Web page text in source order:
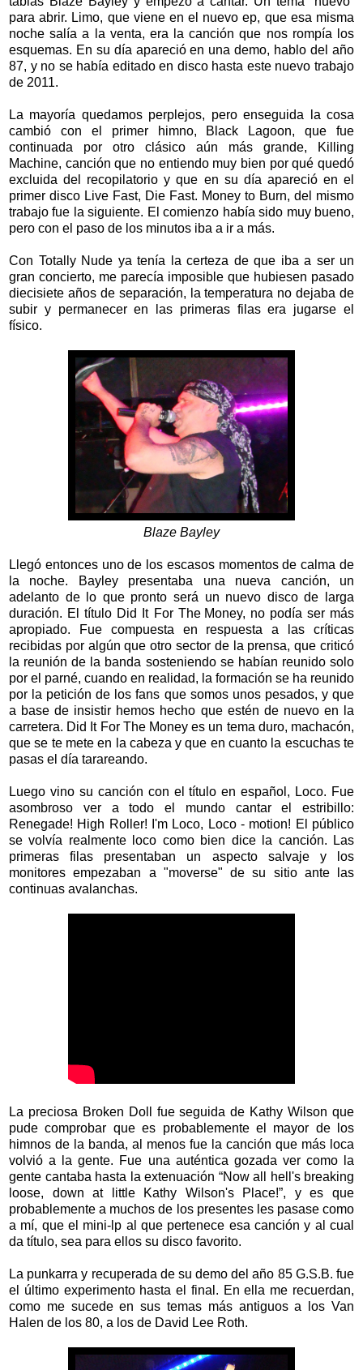
para abrir. Limo, que viene en el nuevo ep, que esa misma
noche salía a la venta, era la canción que nos rompía los
esquemas. En su día apareció en una demo, hablo del año
87, y no se había editado en disco hasta este nuevo trabajo
de 2011.
La mayoría quedamos perplejos, pero enseguida la cosa
cambió con el primer himno, Black Lagoon, que fue
continuada por otro clásico aún más grande, Killing
Machine, canción que no entiendo muy bien por qué quedó
excluida del recopilatorio y que en su día apareció en el
primer disco Live Fast, Die Fast. Money to Burn, del mismo
trabajo fue la siguiente. El comienzo había sido muy bueno,
pero con el paso de los minutos iba a ir a más.
Con Totally Nude ya tenía la certeza de que iba a ser un
gran concierto, me parecía imposible que hubiesen pasado
diecisiete años de separación, la temperatura no dejaba de
subir y permanecer en las primeras filas era jugarse el
físico.
Blaze Bayley
Llegó entonces uno de los escasos momentos de calma de
la noche. Bayley presentaba una nueva canción, un
adelanto de lo que pronto será un nuevo disco de larga
duración. El título Did It For The Money, no podía ser más
apropiado. Fue compuesta en respuesta a las críticas
recibidas por algún que otro sector de la prensa, que criticó
la reunión de la banda sosteniendo se habían reunido solo
por el parné, cuando en realidad, la formación se ha reunido
por la petición de los fans que somos unos pesados, y que
a base de insistir hemos hecho que estén de nuevo en la
carretera. Did It For The Money es un tema duro, machacón,
que se te mete en la cabeza y que en cuanto la escuchas te
pasas el día tarareando.
Luego vino su canción con el título en español, Loco. Fue
asombroso ver a todo el mundo cantar el estribillo:
Renegade! High Roller! I'm Loco, Loco - motion! El público
se volvía realmente loco como bien dice la canción. Las
primeras filas presentaban un aspecto salvaje y los
monitores empezaban a "moverse" de su sitio ante las
continuas avalanchas.
La preciosa Broken Doll fue seguida de Kathy Wilson que
pude comprobar que es probablemente el mayor de los
himnos de la banda, al menos fue la canción que más loca
volvió a la gente. Fue una auténtica gozada ver como la
gente cantaba hasta la extenuación “Now all hell's breaking
loose, down at little Kathy Wilson's Place!”, y es que
probablemente a muchos de los presentes les pasase como
a mí, que el mini-lp al que pertenece esa canción y al cual
da título, sea para ellos su disco favorito.
La punkarra y recuperada de su demo del año 85 G.S.B. fue
el último experimento hasta el final. En ella me recuerdan,
como me sucede en sus temas más antiguos a los Van
Halen de los 80, a los de David Lee Roth.